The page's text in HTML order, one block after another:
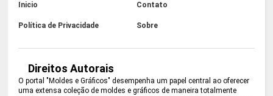
Inicio Contato
Política de Privacidade Sobre
Direitos Autorais
O portal "Moldes e Gráficos" desempenha um papel central ao oferecer
uma extensa coleção de moldes e gráficos de maneira totalmente